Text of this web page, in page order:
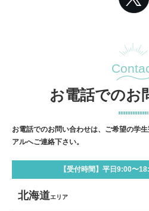
お電話でのお
お電話でのお問い合わせは、ご希望の学
アルへご連絡下さい。
【受付時間】平日9:00〜
北海道エリア